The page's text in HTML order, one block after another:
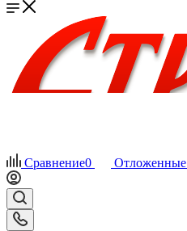
Сравнение0 Отложенные